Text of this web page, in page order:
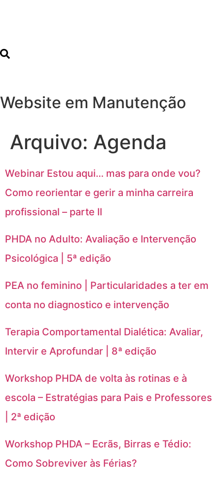
Website em Manutenção
Arquivo: Agenda
Webinar Estou aqui… mas para onde vou?
Como reorientar e gerir a minha carreira
profissional – parte II
PHDA no Adulto: Avaliação e Intervenção
Psicológica | 5ª edição
PEA no feminino | Particularidades a ter em
conta no diagnostico e intervenção
Terapia Comportamental Dialética: Avaliar,
Intervir e Aprofundar | 8ª edição
Workshop PHDA de volta às rotinas e à
escola – Estratégias para Pais e Professores
| 2ª edição
Workshop PHDA – Ecrãs, Birras e Tédio:
Como Sobreviver às Férias?